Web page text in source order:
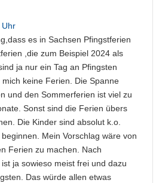
Uhr
es in Sachsen Pfingstferien
,die zum Beispiel 2024 als
ja nur ein Tag an Pfingsten
keine Ferien. Die Spanne
und den Sommerferien ist viel zu
Sonst sind die Ferien übers
Die Kinder sind absolut k.o.
Mein Vorschlag wäre von
Ferien zu machen. Nach
ja sowieso meist frei und dazu
Das würde allen etwas